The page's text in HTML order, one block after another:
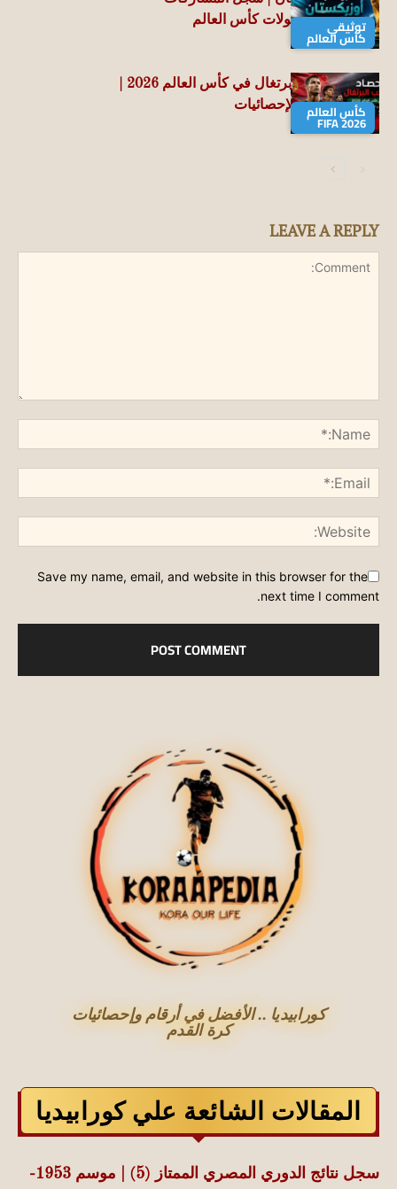
توثيقي
كأس العالم
التاريخي في بطولات كأس العالم
كأس العالم
FIFA 2026
جميع الأرقام والإحصائيات
LEAVE A REPLY
Save my name, email, and website in this browser for the
next time I comment.
كورابيديا .. الأفضل في أرقام وإحصائيات
كرة القدم
المقالات الشائعة علي كورابيديا
سجل نتائج الدوري المصري الممتاز (5) | موسم 1953-